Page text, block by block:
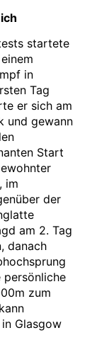
startete
in
Tag
er sich am
und gewann
Start
im
der
am 2. Tag
danach
persönliche
zum
Glasgow